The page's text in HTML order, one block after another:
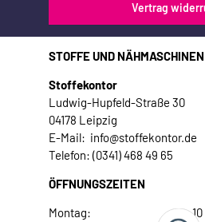
Vertrag
STOFFE UND
Stoffekontor
Ludwig-Hupfeld-Straße 30
04178 Leipzig
E-Mail: info@stoffekontor.de
Telefon: (0341) 468 49 65
ÖFFNUNGSZEITEN
Montag: